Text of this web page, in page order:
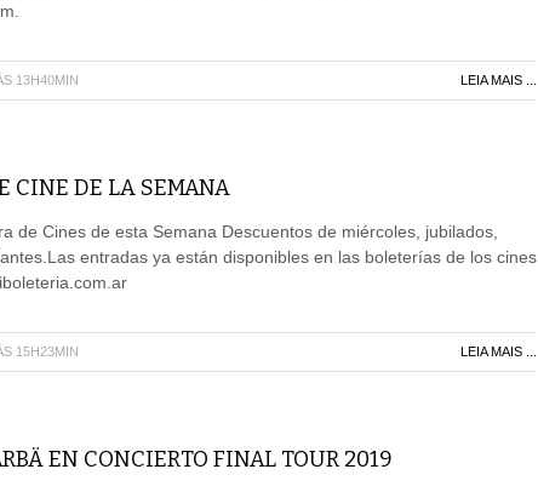
13H40MIN LEIA MAIS ...
CINE DE LA SEMANA
de Cines de esta Semana Descuentos de miércoles, jubilados,
entradas ya están disponibles en las boleterías de los cines
15H23MIN LEIA MAIS ...
EN CONCIERTO FINAL TOUR 2019